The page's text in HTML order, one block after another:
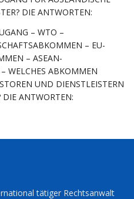
DIE ANTWORTEN:
– WTO –
– EU-
– ASEAN-
WELCHES ABKOMMEN
UND DIENSTLEISTERN
ANTWORTEN:
tätiger Rechtsanwalt